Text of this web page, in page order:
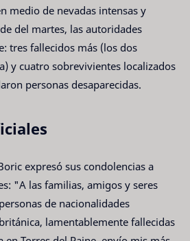
medio de nevadas intensas y
del martes, las autoridades
tres fallecidos más (los dos
y cuatro sobrevivientes localizados
personas desaparecidas.
expresó sus condolencias a
"A las familias, amigos y seres
de nacionalidades
lamentablemente fallecidas